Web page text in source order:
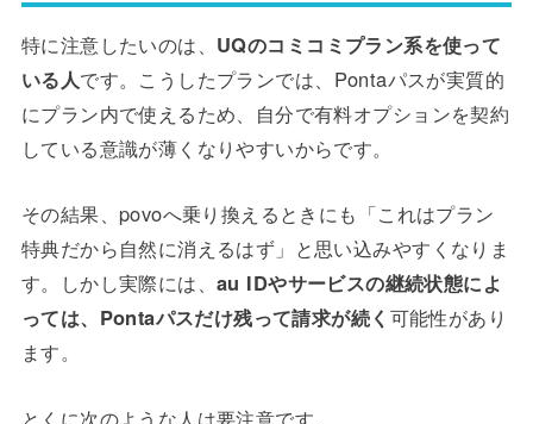
特に注意したいのは、 UQのコミコミプラン系を使って
いる人です。こうしたプランでは、Pontaパスが実質的
にプラン内で使えるため、自分で有料オプションを契約
している意識が薄くなりやすいからです。
その結果、povoへ乗り換えるときにも「これはプラン
特典だから自然に消えるはず」と思い込みやすくなりま
す。しかし実際には、au IDやサービスの継続状態によ
っては、Pontaパスだけ残って請求が続く 可能性があり
ます。
とくに次のような人は要注意です。